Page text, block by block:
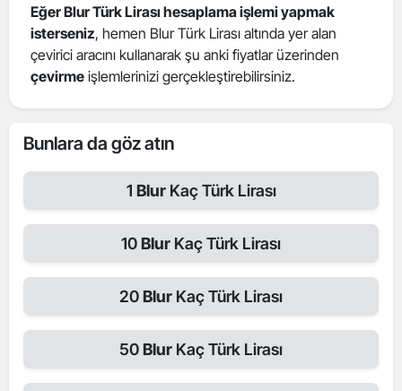
Eğer Blur Türk Lirası hesaplama işlemi yapmak
isterseniz, hemen Blur Türk Lirası altında yer alan
çevirici aracını kullanarak şu anki fiyatlar üzerinden
çevirme işlemlerinizi gerçekleştirebilirsiniz.
Bunlara da göz atın
1 Blur Kaç Türk Lirası
10Blur Kaç Türk Lirası
20Blur Kaç Türk Lirası
50Blur Kaç Türk Lirası